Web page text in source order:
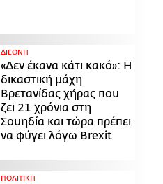
ΔΙΕΘΝΗ
«Δεν έκανα κάτι κακό»: Η
δικαστική μάχη
Βρετανίδας χήρας που
ζει 21 χρόνια στη
Σουηδία και τώρα πρέπει
να φύγει λόγω Brexit
ΠΟΛΙΤΙΚΗ